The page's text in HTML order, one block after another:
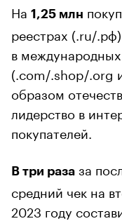
На 1,25 млн
реестрах (.ru/
в
(.com/.shop/.org
образом
лидерство в
покупателей.
В три раза за
средний чек на
2023 году